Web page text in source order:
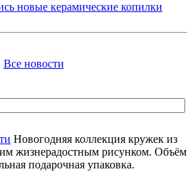
новые керамические копилки
Все новости
Новогодняя коллекция кружек из
жизнерадостным рисунком. Объём
подарочная упаковка.